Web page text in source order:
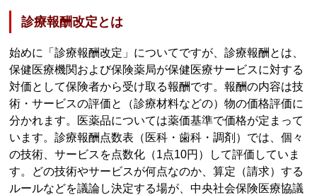
診療報酬改定とは
始めに「診療報酬改定」についてですが、診療報酬とは、
保健医療機関および保険薬局が保健医療サービスに対する
対価として保険者から受け取る報酬です。報酬の内容は技
術・サービスの評価と（診療材料などの）物の価格評価に
分かれます。医薬品については薬価基準で価格が定まって
います。診療報酬点数表（医科・歯科・調剤）では、個々
の技術、サービスを点数化（1点10円）して評価していま
す。どの技術やサービスが何点なのか、算定（請求）する
ルールなどを議論し決定する場が、中央社会保険医療協議